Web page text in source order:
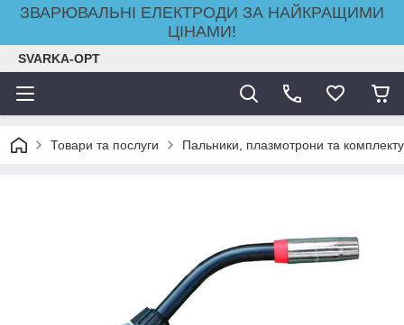
ЗВАРЮВАЛЬНІ ЕЛЕКТРОДИ ЗА НАЙКРАЩИМИ
ЦІНАМИ!
SVARKA-OPT
Товари та послуги Пальники, плазмотрони та